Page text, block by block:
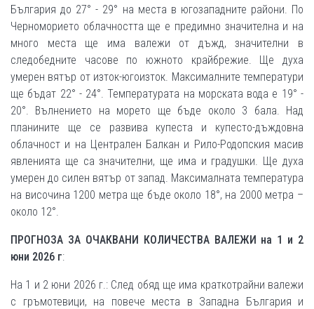
България до 27° - 29° на места в югозападните райони. По
Черноморието облачността ще е предимно значителна и на
много места ще има валежи от дъжд, значителни в
следобедните часове по южното крайбрежие. Ще духа
умерен вятър от изток-югоизток. Максималните температури
ще бъдат 22° - 24°. Температурата на морската вода е 19° -
20°. Вълнението на морето ще бъде около 3 бала. Над
планините ще се развива купеста и купесто-дъждовна
облачност и на Централен Балкан и Рило-Родопския масив
явленията ще са значителни, ще има и градушки. Ще духа
умерен до силен вятър от запад. Максималната температура
на височина 1200 метра ще бъде около 18°, на 2000 метра –
около 12°.
ПРОГНОЗА ЗА ОЧАКВАНИ КОЛИЧЕСТВА ВАЛЕЖИ на 1 и 2
юни 2026 г:
На 1 и 2 юни 2026 г.: След обяд ще има краткотрайни валежи
с гръмотевици, на повече места в Западна България и